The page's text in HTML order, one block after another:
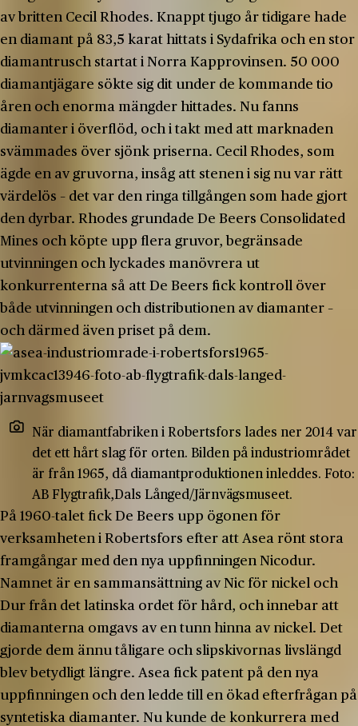
av britten Cecil Rhodes. Knappt tjugo år tidigare hade
en diamant på 83,5 karat hittats i Sydafrika och en stor
diamantrusch startat i Norra Kapprovinsen. 50 000
diamantjägare sökte sig dit under de kommande tio
åren och enorma mängder hittades. Nu fanns
diamanter i överflöd, och i takt med att marknaden
svämmades över sjönk priserna. Cecil Rhodes, som
ägde en av gruvorna, insåg att stenen i sig nu var rätt
värdelös – det var den ringa tillgången som hade gjort
den dyrbar. Rhodes grundade De Beers Consolidated
Mines och köpte upp flera gruvor, begränsade
utvinningen och lyckades manövrera ut
konkurrenterna så att De Beers fick kontroll över
både utvinningen och distributionen av diamanter –
och därmed även priset på dem.
När diamantfabriken i Robertsfors lades ner 2014 var
det ett hårt slag för orten. Bilden på industriområdet
är från 1965, då diamantproduktionen inleddes. Foto:
AB Flygtrafik,Dals Långed/Järnvägsmuseet.
På 1960-talet fick De Beers upp ögonen för
verksamheten i Robertsfors efter att Asea rönt stora
framgångar med den nya uppfinningen Nicodur.
Namnet är en sammansättning av Nic för nickel och
Dur från det latinska ordet för hård, och innebar att
diamanterna omgavs av en tunn hinna av nickel. Det
gjorde dem ännu tåligare och slipskivornas livslängd
blev betydligt längre. Asea fick patent på den nya
uppfinningen och den ledde till en ökad efterfrågan på
syntetiska diamanter. Nu kunde de konkurrera med